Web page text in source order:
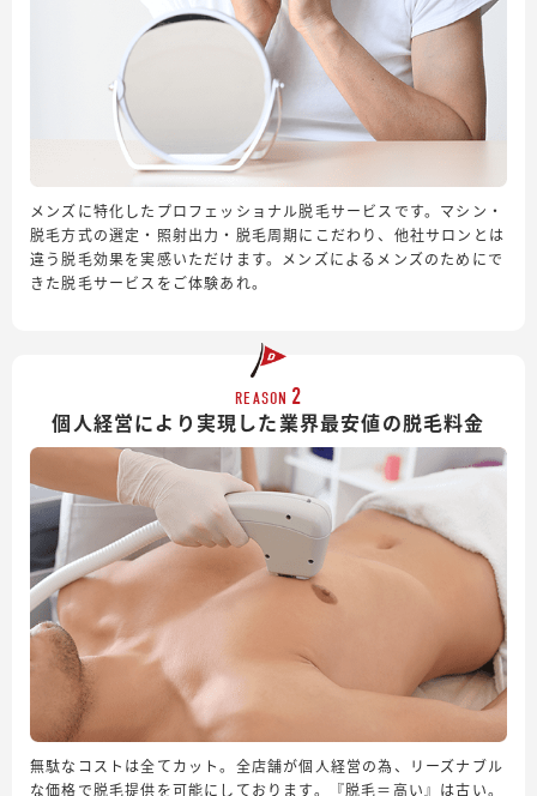
メンズに特化したプロフェッショナル脱毛サービスです。マシン・
脱毛方式の選定・照射出力・脱毛周期にこだわり、他社サロンとは
違う脱毛効果を実感いただけます。メンズによるメンズのためにで
きた脱毛サービスをご体験あれ。
REASON 2
個人経営により実現した業界最安値の脱毛料金
無駄なコストは全てカット。全店舗が個人経営の為、リーズナブル
な価格で脱毛提供を可能にしております。『脱毛＝高い』は古い。